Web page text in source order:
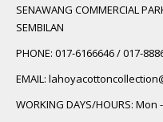
SENAWANG COMMERCIAL
SEMBILAN
PHONE: 017-6166646 / 017-
EMAIL:
WORKING DAYS/HOURS: Mon